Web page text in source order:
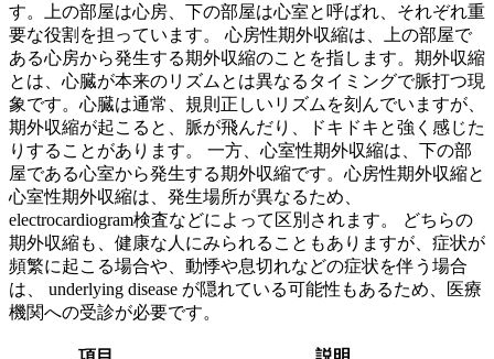
す。上の部屋は心房、下の部屋は心室と呼ばれ、それぞれ重
要な役割を担っています。 心房性期外収縮は、上の部屋で
ある心房から発生する期外収縮のことを指します。期外収縮
とは、心臓が本来のリズムとは異なるタイミングで脈打つ現
象です。心臓は通常、規則正しいリズムを刻んでいますが、
期外収縮が起こると、脈が飛んだり、ドキドキと強く感じた
りすることがあります。 一方、 心室性期外収縮は、下の部
屋である心室から発生する期外収縮です。心房性期外収縮と
心室性期外収縮は、発生場所が異なるため、
electrocardiogram検査などによって区別されます。 どちらの
期外収縮も、健康な人にみられることもありますが、症状が
頻繁に起こる場合や、動悸や息切れなどの症状を伴う場合
は、 underlying disease が隠れている可能性もあるため、医療
機関への受診が必要です。